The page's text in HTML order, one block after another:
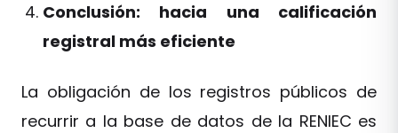
Conclusión: hacia una calificación
registral más eficiente
La obligación de los registros públicos de
recurrir a la base de datos de la RENIEC es